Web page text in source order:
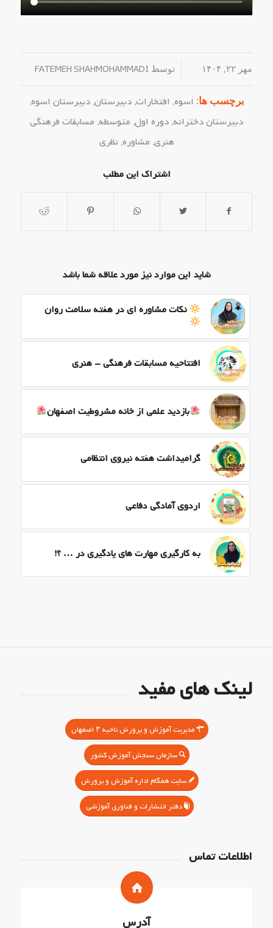
مهر ۲۲, ۱۴۰۴ / توسط FATEMEH SHAHMOHAMMADI
برچسب ها: اسوه, افتخارات,دبیرستان,دبیرستان اسوه,
دبیرستان دخترانه, دوره اول, متوسطه, مسابقات فرهنگی
هنری, مشاوره, نظری
اشتراک این مطلب
شاید این موارد نیز مورد علاقه شما باشد
نکات مشاوره ای در هفته سلامت روان
افتتاحیه مسابقات فرهنگی – هنری
بازدید علمی از خانه مشروطیت اصفهان
گرامیداشت هفته نیروی انتظامی
اردوی آمادگی دفاعی
به کارگیری مهارت های یادگیری در … ؟!
لینک های مفید
مدیریت آموزش و پرورش ناحیه ۳ اصفهان
سازمان سنجش آموزش کشور
سایت همگام اداره آموزش و پرورش
دفتر انتشارات و فناوری آموزشی
اطلاعات تماس
آدرس